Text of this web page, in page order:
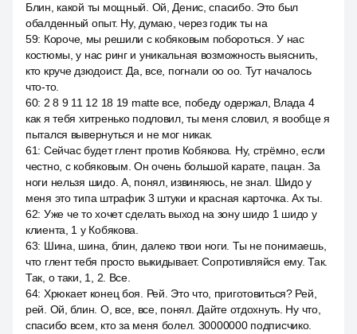
Блин, какой ты мощный. Ой, Денис, спасибо. Это был
обалденный опыт. Ну, думаю, через годик ты на
59: Короче, мы решили с кобяковым побороться. У нас
костюмы, у нас ринг и уникальная возможность выяснить,
кто круче дзюдоист. Да, все, погнали оо оо. Тут началось
что-то.
60: 2 8 9 11 12 18 19 matte все, победу одержал, Влада 4
как я тебя хитренько подловил, ты меня словил, я вообще я
пытался вывернуться и не мог никак.
61: Сейчас будет глент против Кобякова. Ну, стрёмно, если
честно, с кобяковым. Он очень большой карате, пацан. За
ноги нельзя шидо. А, понял, извиняюсь, не знал. Шидо у
меня это типа штрафик 3 штуки и красная карточка. Ах ты.
62: Уже че то хочет сделать выход на зону шидо 1 шидо у
клиента, 1 у Кобякова.
63: Шина, шина, блин, далеко твои ноги. Ты не понимаешь,
что глент тебя просто выкидывает. Сопротивляйся ему. Так.
Так, o таки, 1, 2. Все.
64: Хрюкает конец боя. Рей. Это что, приготовиться? Рей,
рей. Ой, блин. О, все, все, понял. Дайте отдохнуть. Ну что,
спасибо всем, кто за меня болел. 30000000 подписчико.